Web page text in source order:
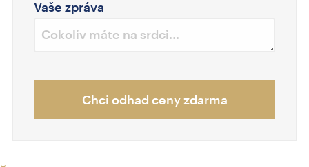
Vaše zpráva
Chci odhad ceny zdarma